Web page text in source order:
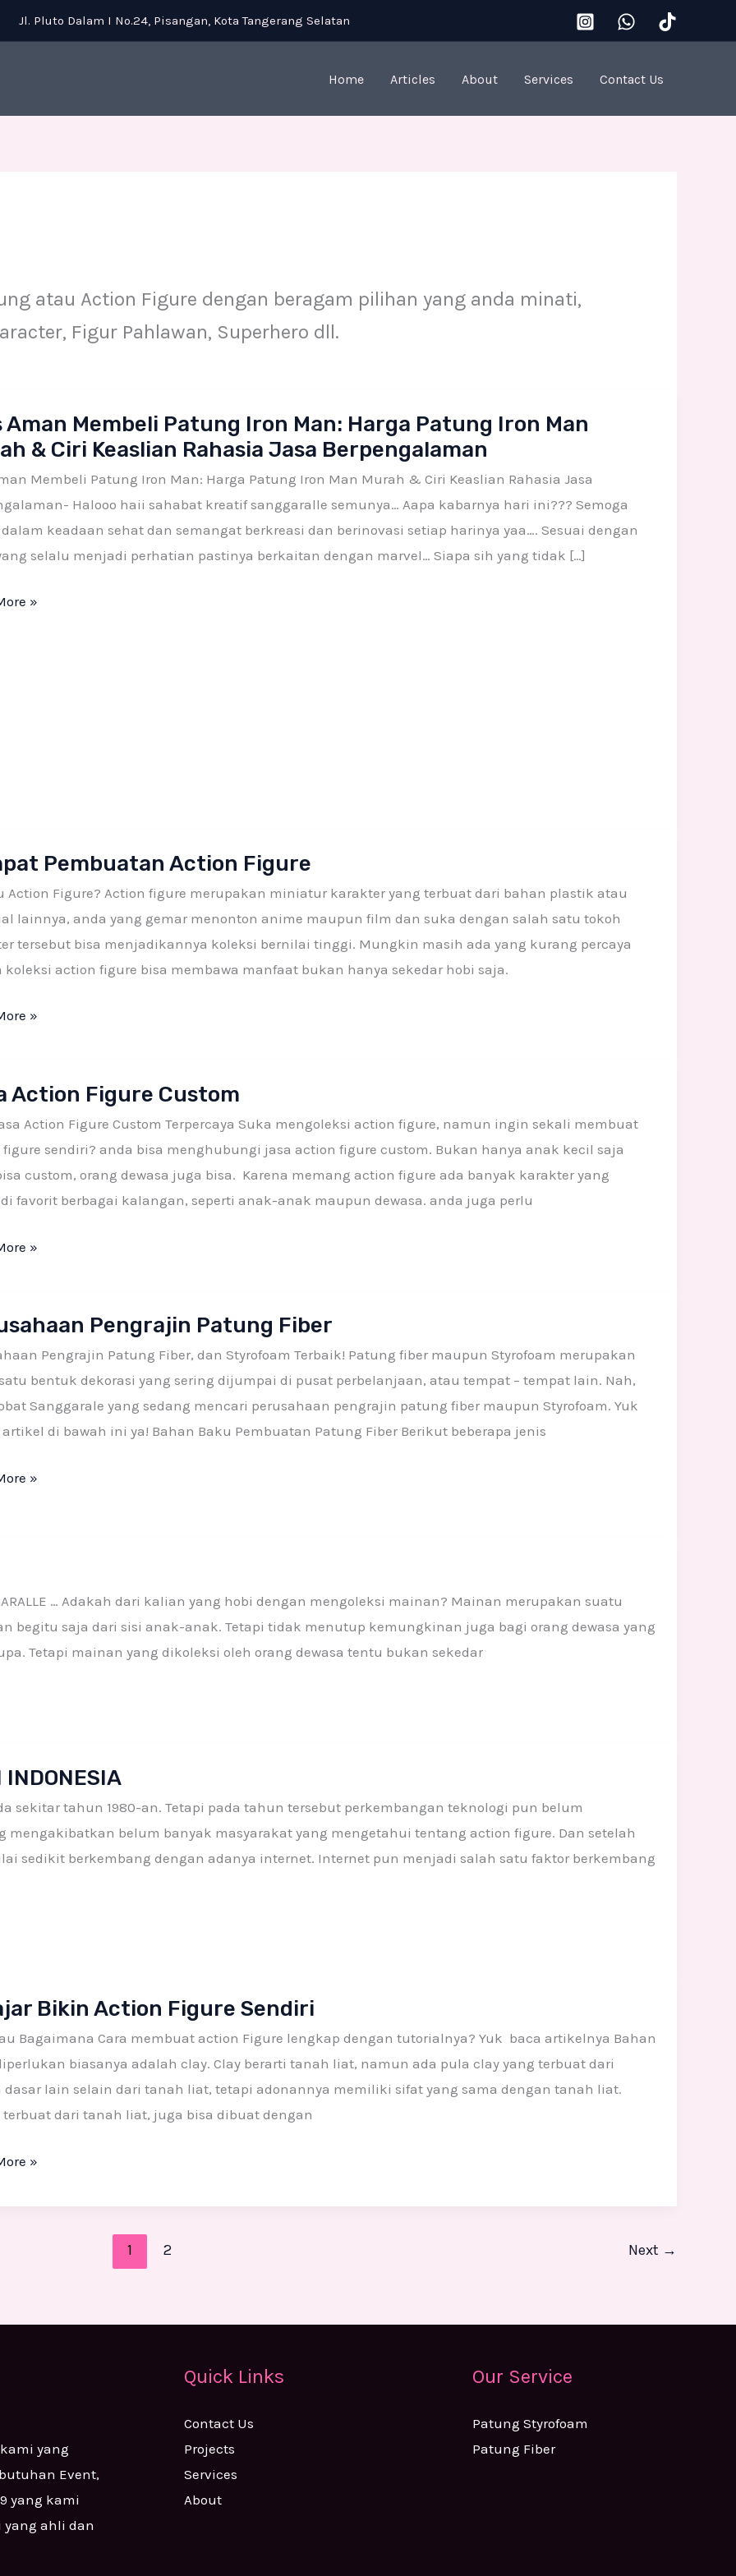
Jl. Pluto Dalam I No.24, Pisangan, Kota Tangerang Selatan
Home Articles About Services Contact Us
atau Action Figure dengan beragam pilihan yang anda minati,
Figur Pahlawan, Superhero dll.
Aman Membeli Patung Iron Man: Harga Patung Iron Man
& Ciri Keaslian Rahasia Jasa Berpengalaman
Membeli Patung Iron Man: Harga Patung Iron Man Murah & Ciri Keaslian Rahasia Jasa
Halooo haii sahabat kreatif sanggaralle semunya… Aapa kabarnya hari ini??? Semoga
keadaan sehat dan semangat berkreasi dan berinovasi setiap harinya yaa…. Sesuai dengan
selalu menjadi perhatian pastinya berkaitan dengan marvel… Siapa sih yang tidak […]
»
Pembuatan Action Figure
Action Figure? Action figure merupakan miniatur karakter yang terbuat dari bahan plastik atau
lainnya, anda yang gemar menonton anime maupun film dan suka dengan salah satu tokoh
tersebut bisa menjadikannya koleksi bernilai tinggi. Mungkin masih ada yang kurang percaya
koleksi action figure bisa membawa manfaat bukan hanya sekedar hobi saja.
»
Action Figure Custom
Action Figure Custom Terpercaya Suka mengoleksi action figure, namun ingin sekali membuat
sendiri? anda bisa menghubungi jasa action figure custom. Bukan hanya anak kecil saja
custom, orang dewasa juga bisa. Karena memang action figure ada banyak karakter yang
favorit berbagai kalangan, seperti anak-anak maupun dewasa. anda juga perlu
»
Pengrajin Patung Fiber
Pengrajin Patung Fiber, dan Styrofoam Terbaik! Patung fiber maupun Styrofoam merupakan
bentuk dekorasi yang sering dijumpai di pusat perbelanjaan, atau tempat – tempat lain. Nah,
Sanggarale yang sedang mencari perusahaan pengrajin patung fiber maupun Styrofoam. Yuk
di bawah ini ya! Bahan Baku Pembuatan Patung Fiber Berikut beberapa jenis
»
… Adakah dari kalian yang hobi dengan mengoleksi mainan? Mainan merupakan suatu
begitu saja dari sisi anak-anak. Tetapi tidak menutup kemungkinan juga bagi orang dewasa yang
Tetapi mainan yang dikoleksi oleh orang dewasa tentu bukan sekedar
INDONESIA
sekitar tahun 1980-an. Tetapi pada tahun tersebut perkembangan teknologi pun belum
mengakibatkan belum banyak masyarakat yang mengetahui tentang action figure. Dan setelah
sedikit berkembang dengan adanya internet. Internet pun menjadi salah satu faktor berkembang
Bikin Action Figure Sendiri
Bagaimana Cara membuat action Figure lengkap dengan tutorialnya? Yuk baca artikelnya Bahan
biasanya adalah clay. Clay berarti tanah liat, namun ada pula clay yang terbuat dari
dasar lain selain dari tanah liat, tetapi adonannya memiliki sifat yang sama dengan tanah liat.
terbuat dari tanah liat, juga bisa dibuat dengan
»
1 2 Next →
yang
Event,
yang kami
yang ahli dan
Quick Links
Contact Us
Projects
Services
About
Our Service
Patung Styrofoam
Patung Fiber